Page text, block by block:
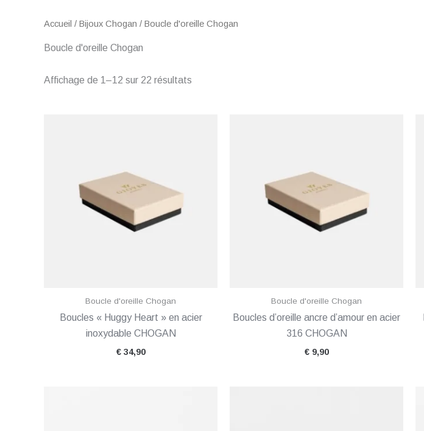
Accueil / Bijoux Chogan / Boucle d'oreille Chogan
Boucle d'oreille Chogan
Affichage de 1–12 sur 22 résultats
Boucle d'oreille Chogan
Boucles « Huggy Heart » en acier
inoxydable CHOGAN
€34,90
Boucle d'oreille Chogan
Boucles d’oreille ancre d’amour en acier
316 CHOGAN
€9,90